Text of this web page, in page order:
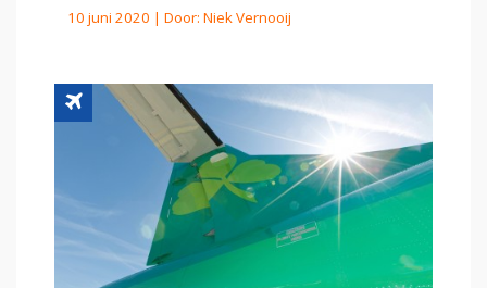
10 juni 2020 | Door: Niek Vernooij